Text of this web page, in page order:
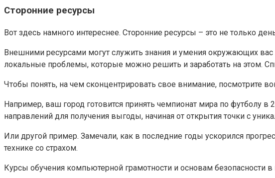
Сторонние ресурсы
Вот здесь намного интереснее. Сторонние ресурсы – это не только
Внешними ресурсами могут служить знания и умения окружающих
локальные проблемы, которые можно решить и заработать на этом.
Чтобы понять, на чем сконцентрировать свое внимание, посмотрите
Например, ваш город готовится принять чемпионат мира по футболу в
направлений для получения выгоды, начиная от открытия точки с
Или другой пример. Замечали, как в последние годы ускорился
технике со страхом.
Курсы обучения компьютерной грамотности и основам безопасности